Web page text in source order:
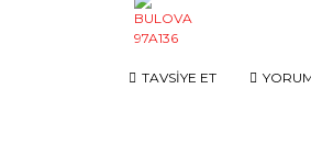
TAVSİYE ET